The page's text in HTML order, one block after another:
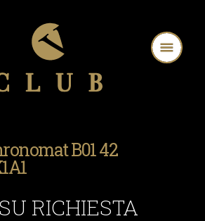
B01 42
RICHIESTA